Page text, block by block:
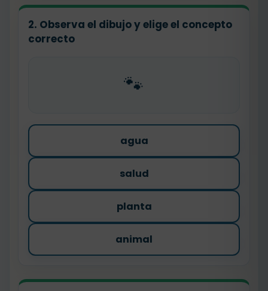
2. Observa el dibujo y elige el concepto
correcto
🐾
agua
salud
planta
animal